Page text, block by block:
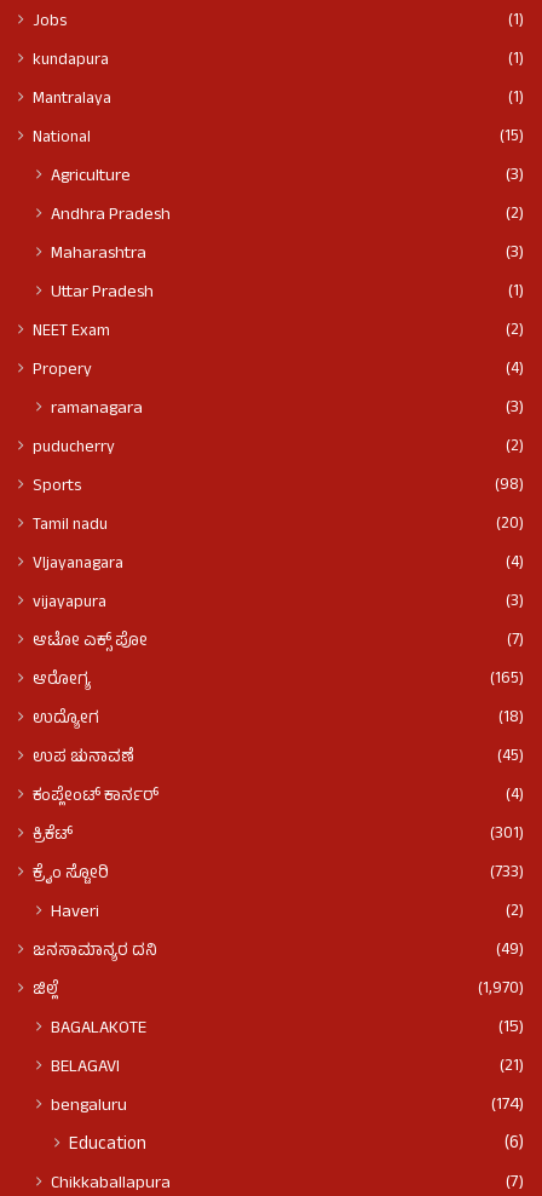
Jobs
(1)
kundapura
(1)
Mantralaya
(1)
National
(15)
Agriculture
(3)
Andhra Pradesh
(2)
Maharashtra
(3)
Uttar Pradesh
(1)
NEET Exam
(2)
Propery
(4)
ramanagara (3)
puducherry
(2)
Sports
(98)
Tamil nadu
(20)
VIjayanagara
(4)
vijayapura
(3)
ಆಟೋ ಎಕ್ಸ್ ಪೋ
(7)
ಆರೋಗ್ಯ
(165)
ಉದ್ಯೋಗ
(18)
ಉಪ ಚುನಾವಣೆ
(45)
ಕಂಪ್ಲೇಂಟ್ ಕಾರ್ನರ್
(4)
ಕ್ರಿಕೆಟ್
(301)
ಕ್ರೈಂ ಸ್ಟೋರಿ
(733)
Haveri (2)
ಜನಸಾಮಾನ್ಯರ ದನಿ
(49)
ಜಿಲ್ಲೆ
(1,970)
BAGALAKOTE
(15)
BELAGAVI
(21)
bengaluru
(174)
Education (6)
Chikkaballapura
(7)